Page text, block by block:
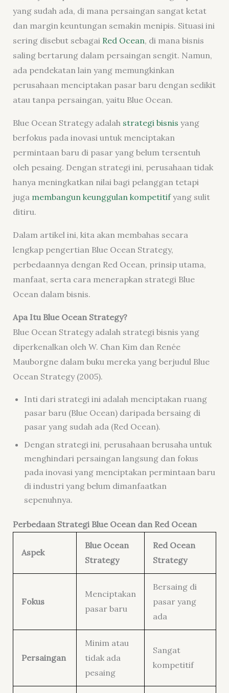
yang sudah ada, di mana persaingan sangat ketat
dan margin keuntungan semakin menipis. Situasi ini
sering disebut sebagai Red Ocean, di mana bisnis
saling bertarung dalam persaingan sengit. Namun,
ada pendekatan lain yang memungkinkan
perusahaan menciptakan pasar baru dengan sedikit
atau tanpa persaingan, yaitu Blue Ocean.
Blue Ocean Strategy adalah strategi bisnis yang
berfokus pada inovasi untuk menciptakan
permintaan baru di pasar yang belum tersentuh
oleh pesaing. Dengan strategi ini, perusahaan tidak
hanya meningkatkan nilai bagi pelanggan tetapi
juga membangun keunggulan kompetitifyang sulit
ditiru.
Dalam artikel ini, kita akan membahas secara
lengkap pengertian Blue Ocean Strategy,
perbedaannya dengan Red Ocean, prinsip utama,
manfaat, serta cara menerapkan strategi Blue
Ocean dalam bisnis.
Apa Itu Blue Ocean Strategy?
Blue Ocean Strategy adalah strategi bisnis yang
diperkenalkan oleh W. Chan Kim dan Renée
Mauborgne dalam buku mereka yang berjudul Blue
Ocean Strategy(2005).
Inti dari strategi ini adalah menciptakan ruang
pasar baru (Blue Ocean) daripada bersaing di
pasar yang sudah ada (Red Ocean).
Dengan strategi ini, perusahaan berusaha untuk
menghindari persaingan langsung dan fokus
pada inovasi yang menciptakan permintaan baru
di industri yang belum dimanfaatkan
sepenuhnya.
Perbedaan Strategi Blue Ocean dan Red Ocean
Aspek
Blue Ocean
Strategy
Red Ocean
Strategy
Fokus
Menciptakan
pasar baru
Bersaing di
pasar yang
ada
Persaingan
Minim atau
tidak ada
pesaing
Sangat
kompetitif